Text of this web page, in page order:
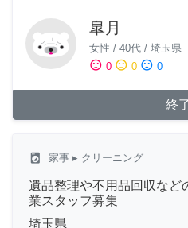
皐月
女性 / 40代 / 埼玉県
sentiment_satisfied 0 sentiment_neutral 0 sentiment_dissatisfied 0
終
local_laundry_service 家事 ▸ クリーニング
遺品整理や不用品回収など
業スタッフ募集
埼玉県